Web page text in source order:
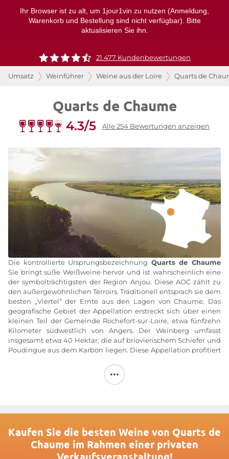
Ihr Browser ist zu alt, um 1jour1vin zu nutzen (Anmeldung,
Warenkorb und Bestellung sind nicht verfügbar). Bitte
aktualisieren Sie ihn.
21.477 Kundenbewertungen
Umsatz Weinführer Weine aus der Loire Quarts de
Quarts de Chaume
4.3/5 Alle 254 Bewertungen anzeigen
Die kontrollierte Ursprungsbezeichnung Quarts de Chaume
Sie bringt süße Weißweine hervor und ist wahrscheinlich eine
der symbolträchtigsten der Region Anjou. Diese AOC zählt zu
den außergewöhnlichen Terroirs. Traditionell entsprach sie dem
besten „Viertel“ der Ernte aus den Lagen von Chaume. Das
geografische Gebiet der Appellation erstreckt sich über einen
kleinen Teil der Gemeinde Rochefort-sur-Loire, etwa fünfzehn
Kilometer südwestlich von Angers. Der Weinberg umfasst
insgesamt etwa 40 Hektar, die auf briovierischem Schiefer und
Poudingue aus dem Karbon liegen. Diese Appellation profitiert
mesoklimatischen Lage. Tatsächlich bildet der Layon an dieser
Stelle eine weitläufige Schleife (Vallée de Bézigon), die für
Die Weine Quarts de Chaume
werden ausschließlich aus der
Rebsorte Chenin, auch Pineau de la Loire genannt, gekeltert,
wobei besonders niedrige Durchschnittserträge angestrebt
werden, um eine einwandfreie Beerenqualität zu
Kaufen Sie die besten Weine von Quarts de
Chaume im Rahmen einer privaten